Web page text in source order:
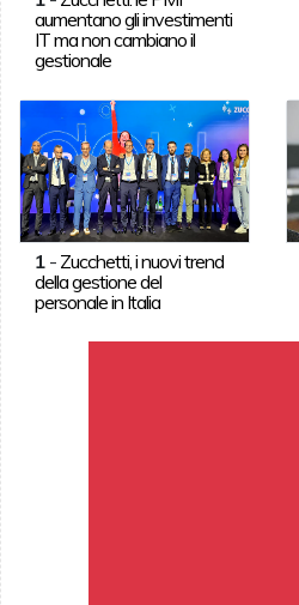
aumentano gli investimenti
IT ma non cambiano il
gestionale
1- Zucchetti, i nuovi trend
della gestione del
personale in Italia